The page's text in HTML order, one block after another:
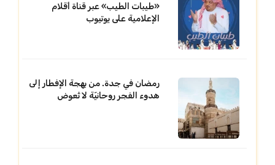
«طيبات الطيب» عبر قناة أقلام
الإعلامية على يوتيوب
رمضان في جدة. من بهجة الإفطار إلى
هدوء الفجر روحانيّة لا تُعوض